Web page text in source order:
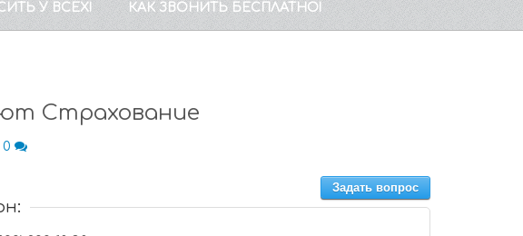
У ВСЕХ! КАК ЗВОНИТЬ БЕСПЛАТНО!
Страхование
0
Задать вопрос